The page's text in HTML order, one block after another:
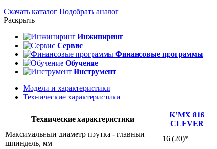
Скачать каталог Подобрать аналог
Раскрыть
Инжиниринг
Сервис
Финансовые программы
Обучение
Инструмент
Модели и характеристики
Технические характеристики
Технические характеристики
K’MX 816
CLEVER
Максимальный диаметр прутка - главный
шпиндель, мм
16 (20)*